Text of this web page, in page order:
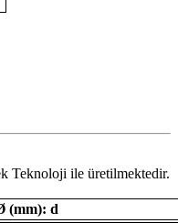
Teknoloji ile üretilmektedir.
(mm): d